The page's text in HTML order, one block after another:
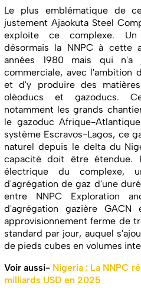
Le plus emblématique de
justement Ajaokuta Steel
exploite ce complexe.
désormais la NNPC à cette
années 1980 mais qui n'a
commerciale, avec l'ambition
et d'y produire des
oléoducs et gazoducs.
notamment les grands
le gazoduc Afrique-
système Escravos-Lagos, ce
naturel depuis le delta du
capacité doit être étendue.
électrique du complexe,
d'agrégation de gaz d'une
entre NNPC Exploration
d'agrégation gazière
approvisionnement ferme de
standard par jour, auquel
de pieds cubes en volumes
Voir aussi- Nigeria : La NNPC
milliards USD en 2025